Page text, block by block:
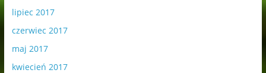
lipiec 2017
czerwiec 2017
maj 2017
kwiecień 2017